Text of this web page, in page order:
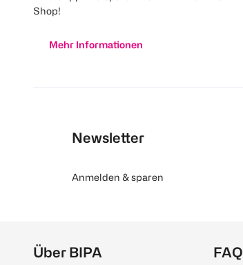
Shop!
Mehr Informationen
Newsletter
Anmelden & sparen
Über BIPA FAQ